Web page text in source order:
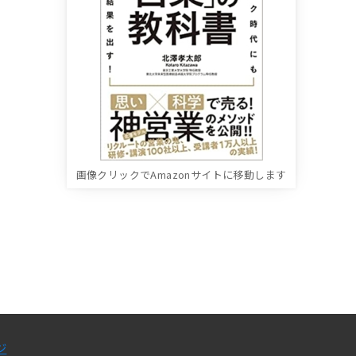
画像クリックでAmazonサイトに移動します